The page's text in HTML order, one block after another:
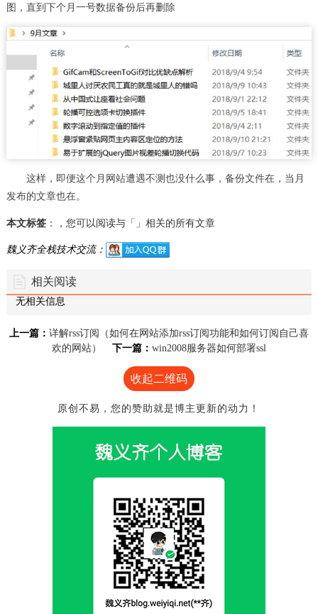
图，直到下个月一号数据备份后再删除
这样，即便这个月网站遭遇不测也没什么事，备份文件在，当月
发布的文章也在。
本文标签：，您可以阅读与「」相关的所有文章
魏义齐全栈技术交流：
相关阅读
无相关信息
上一篇： 详解rss订阅（如何在网站添加rss订阅功能和如何订阅自己喜
欢的网站）
下一篇： win2008服务器如何部署ssl
收起二维码
原创不易，您的赞助就是博主更新的动力！